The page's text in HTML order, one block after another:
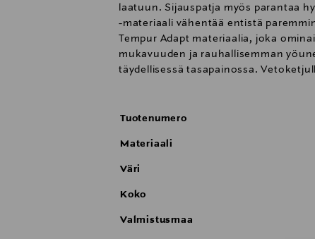
laatuun. Sijauspatja myös parantaa
-materiaali vähentää entistä
Tempur Adapt materiaalia, joka
mukavuuden ja rauhallisemman
täydellisessä tasapainossa.
Tuotenumero
Materiaali
Väri
Koko
Valmistusmaa